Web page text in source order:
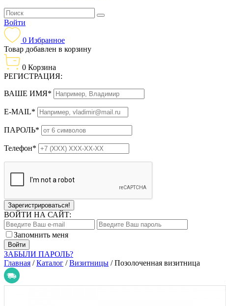
Войти
0 Избранное
Товар добавлен в корзину
0 Корзина
РЕГИСТРАЦИЯ:
ВАШЕ ИМЯ*
E-MAIL*
ПАРОЛЬ*
Телефон*
Зарегистрироваться!
ВОЙТИ НА САЙТ:
Запомнить меня
ЗАБЫЛИ ПАРОЛЬ?
Главная /Каталог /Визитницы /Позолоченная визитница